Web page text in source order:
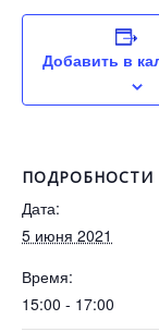
Добавить в
ПОДРОБНОСТИ
Дата:
5 июня 2021
Время:
15:00 - 17:00